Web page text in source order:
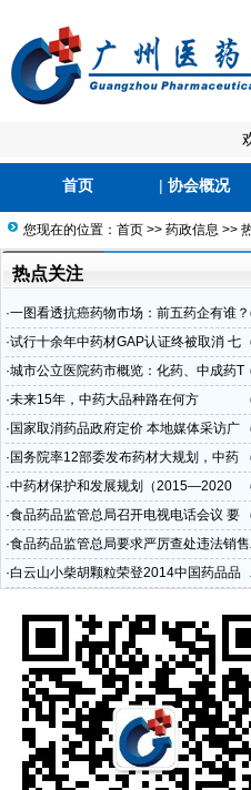
首页 | 协会概况
您现在的位置： 首页 >> 药政信息 >>
热点关注
·一图看透抗癌药物市场：前五药企有谁？
8个最畅销产品销售走势如何？
·试行十余年中药材GAP认证终被取消 七
成GAP基地被指名存实亡
·城市公立医院药市概览：化药、中成药T
op10
·未来15年，中药大品种路在何方
· 国家取消药品政府定价 本地媒体采访广
州医药行业协会
· 国务院率12部委发布药材大规划，中药
企业必看！
·中药材保护和发展规划（2015—2020
年）
·食品药品监管总局召开电视电话会议 要
求严厉查处违法生产经营中药饮片行为
·食品药品监管总局要求严厉查处违法销售
含可待因复方口服溶液企业
·白云山小柴胡颗粒荣登2014中国药品品